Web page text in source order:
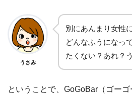
うさみ
別にあんまり女性
どんなふうになっ
たくない？あれ？
ということで、GoGoBar（ゴー